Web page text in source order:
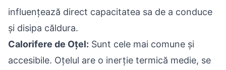
influențează direct capacitatea sa de a conduce
și disipa căldura.
Calorifere de Oțel: Sunt cele mai comune și
accesibile. Oțelul are o inerție termică medie, se